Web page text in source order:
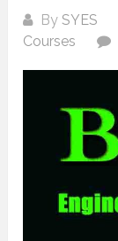
BySYES
Courses